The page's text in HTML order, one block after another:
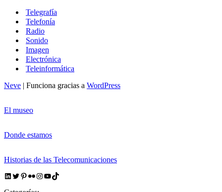
Telegrafía
Telefonía
Radio
Sonido
Imagen
Electrónica
Teleinformática
Neve | Funciona gracias a WordPress
El museo
Donde estamos
Historias de las Telecomunicaciones
https://www.linkedin.com/company/2499527/admin/feed/posts/
Twitter
Pinterest
FlickrInstagram
YouTube
TikTok